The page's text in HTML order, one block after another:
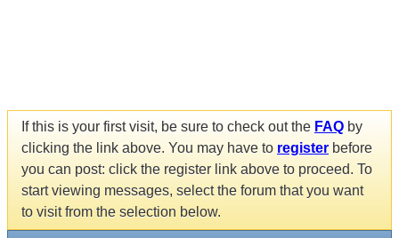
If this is your first visit, be sure to check out the FAQ by
clicking the link above. You may have to register before
you can post: click the register link above to proceed. To
start viewing messages, select the forum that you want
to visit from the selection below.